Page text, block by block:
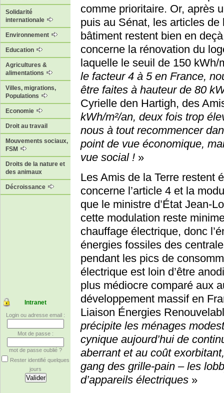
Solidarité
internationale
Environnement
Education
Agricultures &
alimentations
Villes, migrations,
Populations
Economie
Droit au travail
Mouvements sociaux,
FSM
Droits de la nature et
des animaux
Décroissance
Intranet
Login ou adresse email :
Mot de passe :
mot de passe oublié ?
Rester identifié quelques
jours
comme prioritaire. Or, après
puis au Sénat, les articles
bâtiment restent bien en
concerne la rénovation du
laquelle le seuil de 150 kWh/
le facteur 4 à 5 en France,
être faites à hauteur de 80
Cyrielle den Hartigh, des
kWh/m²/an, deux fois trop
nous à tout recommencer
point de vue économique,
vue social ! »
Les Amis de la Terre restent
concerne l’article 4 et la
que le ministre d’État Jean-
cette modulation reste
chauffage électrique, donc
énergies fossiles des
pendant les pics de
électrique est loin d’être
plus médiocre comparé aux
développement massif en
Liaison Énergies
précipite les ménages
cynique aujourd’hui de
aberrant et au coût
gang des grille-pain – les
d’appareils électriques »